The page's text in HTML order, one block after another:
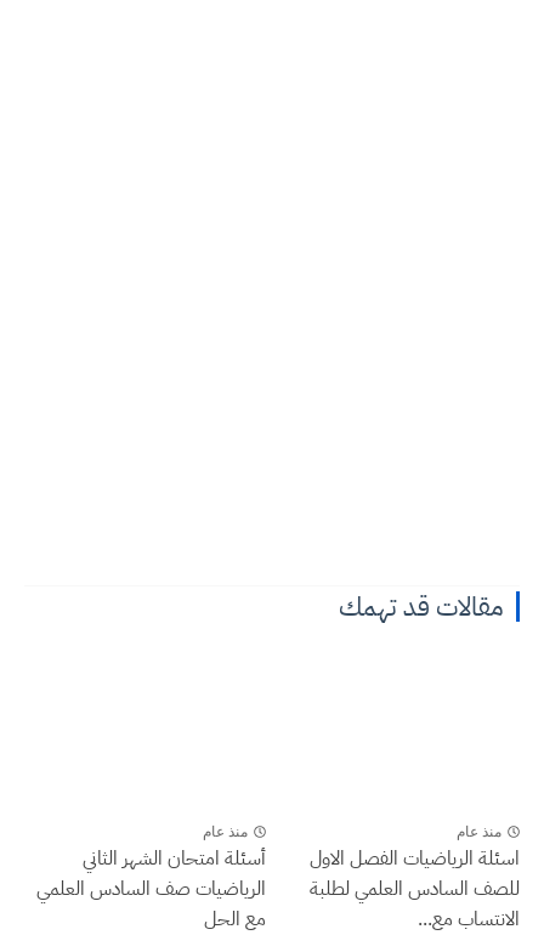
مقالات قد تهمك
منذ عام
اسئلة الرياضيات الفصل الاول
للصف السادس العلمي لطلبة
الانتساب مع...
منذ عام
أسئلة امتحان الشهر الثاني
الرياضيات صف السادس العلمي
مع الحل